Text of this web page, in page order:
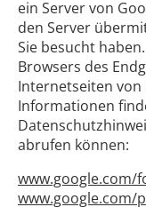
ein Server von
den Server
Sie besucht
Browsers des
Internetseiten
Informationen
abrufen können:
www.google.com/
www.google.com/